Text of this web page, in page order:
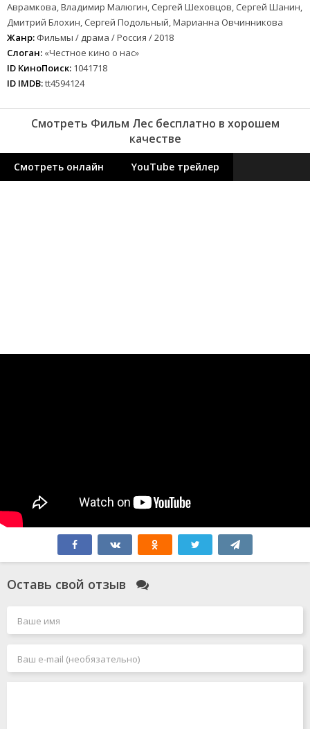
Аврамкова, Владимир Малюгин, Сергей Шеховцов, Сергей Шанин,
Дмитрий Блохин, Сергей Подольный, Марианна Овчинникова
Жанр: Фильмы / драма / Россия / 2018
Слоган: «Честное кино о нас»
ID КиноПоиск: 1041718
ID IMDB:tt4594124
Смотреть Фильм Лес бесплатно в хорошем
качестве
Смотреть онлайн YouTube трейлер
Оставь свой отзыв